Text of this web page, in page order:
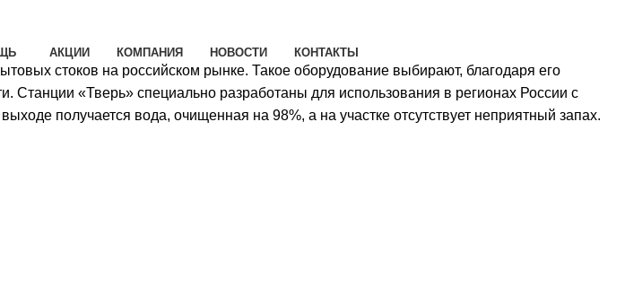
АКЦИИ КОМПАНИЯ НОВОСТИ КОНТАКТЫ
стоков на российском рынке. Такое оборудование выбирают, благодаря его
Станции «Тверь» специально разработаны для использования в регионах России с
получается вода, очищенная на 98%, а на участке отсутствует неприятный запах.